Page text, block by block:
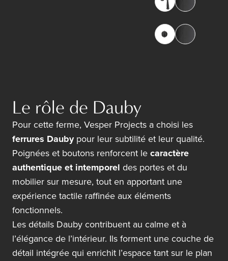
Le rôle de Dauby
Pour cette ferme, Vesper Projects a choisi les
ferrures Daubypour leur subtilité et leur qualité.
Poignées et boutons renforcent lecaractère
authentique et intemporel des portes et du
mobilier sur mesure, tout en apportant une
expérience tactile raffinée aux éléments
fonctionnels.
Les détails Dauby contribuent au calme et à
l’élégance de l’intérieur. Ils forment une couche de
détail intégrée qui enrichit l’espace tant sur le plan